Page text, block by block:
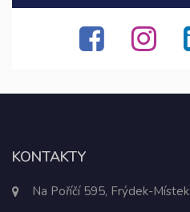
KONTAKTY
Na Poříčí 595, Frýdek-Místek